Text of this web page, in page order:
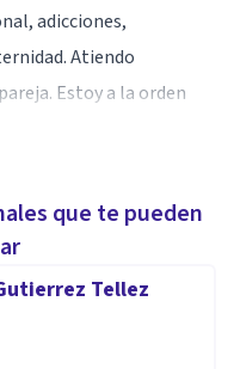
adicciones,
Atiendo
Estoy a la orden
manejo
que te pueden
Tellez